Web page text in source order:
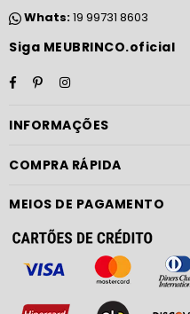
Whats:19 99731 8603
Siga MEUBRINCO.oficial
Facebook
PinterestInstagram
INFORMAÇÕES
COMPRA RÁPIDA
MEIOS DE PAGAMENTO